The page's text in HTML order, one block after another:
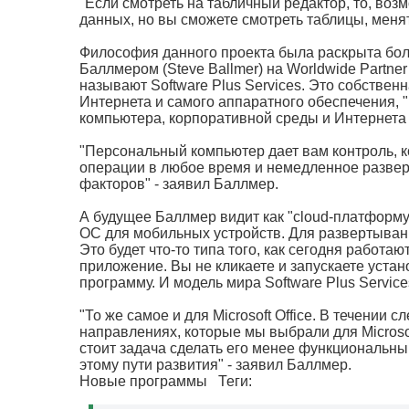
"Если смотреть на табличный редактор, то,
данных, но вы сможете смотреть таблицы,
Философия данного проекта была раскрыта
Баллмером (Steve Ballmer) на Worldwide
называют Software Plus Services. Это
Интернета и самого аппаратного
компьютера, корпоративной среды и
"Персональный компьютер дает вам контроль,
операции в любое время и немедленное
факторов" - заявил Баллмер.
А будущее Баллмер видит как "cloud-
ОС для мобильных устройств. Для
Это будет что-то типа того, как сегодня
приложение. Вы не кликаете и запускаете
программу. И модель мира Software Plus
"То же самое и для Microsoft Office. В течении
направлениях, которые мы выбрали для
стоит задача сделать его менее
этому пути развития" - заявил Баллмер.
Новые программы Теги: